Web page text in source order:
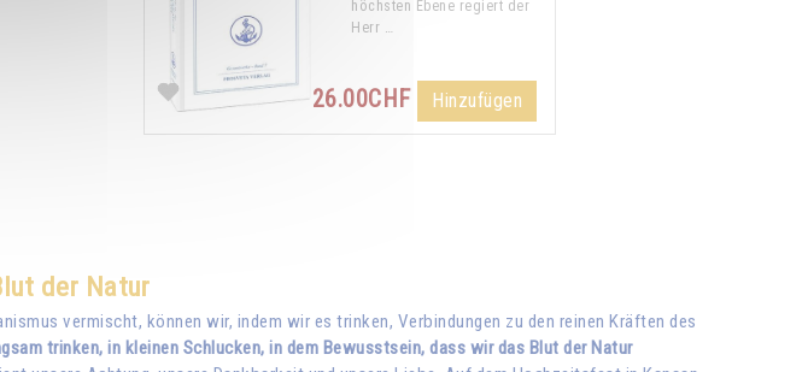
höchsten Ebene regiert der
Herr …
26.00CHF Hinzufügen
der Natur
vermischt, können wir, indem wir es trinken, Verbindungen zu den reinen Kräften des
trinken, in kleinen Schlucken, in dem Bewusstsein, dass wir das Blut der Natur